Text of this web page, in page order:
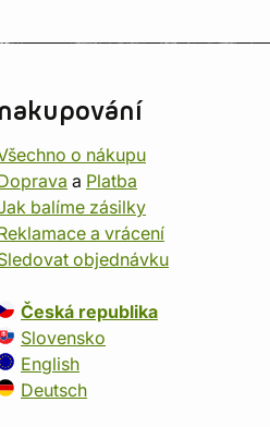
nakupování
o nákupu
a Platba
balíme zásilky
a vrácení
objednávku
Česká republika
Slovensko
English
Deutsch